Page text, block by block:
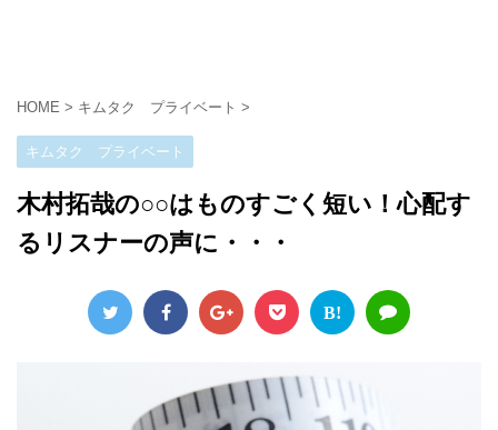
HOME > キムタク プライベート >
キムタク プライベート
木村拓哉の○○はものすごく短い！心配す
るリスナーの声に・・・
B!